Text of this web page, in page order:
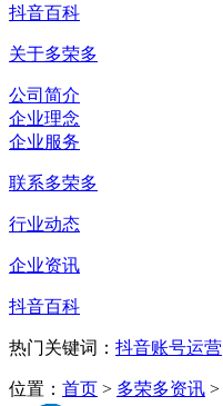
抖音百科
关于多荣多
公司简介
企业理念
企业服务
联系多荣多
行业动态
企业资讯
抖音百科
热门关键词： 抖音账号运营
位置： 首页 > 多荣多资讯 >